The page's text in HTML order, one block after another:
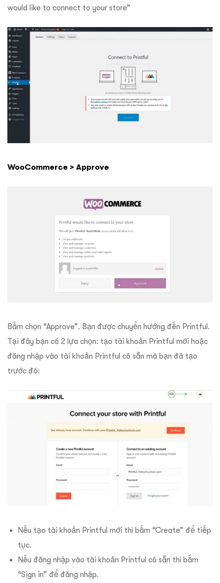
would like to connect to your store”
WooCommerce > Approve
Bấm chọn “Approve”. Bạn được chuyển hướng đến Printful.
Tại đây bạn có 2 lựa chọn: tạo tài khoản Printful mới hoặc
đăng nhập vào tài khoản Printful có sẵn mà bạn đã tạo
trước đó:
Nếu tạo tài khoản Printful mới thì bấm “Create” để tiếp
tục.
Nếu đăng nhập vào tài khoản Printful có sẵn thì bấm
“Sign in” để đăng nhập.